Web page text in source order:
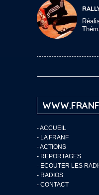
-ACCUEIL
- LA FRANF
-ACTIONS
- REPORTAGES
- ECOUTER LES
- RADIOS
- CONTACT